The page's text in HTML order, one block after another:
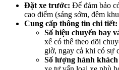
Đặt xe trước: Để đảm bảo
cao điểm (sáng sớm, đêm
Cung cấp thông tin chi tiết:
Số hiệu chuyến bay
xế có thể theo dõi
giờ, ngay cả khi có sự
Số lượng hành